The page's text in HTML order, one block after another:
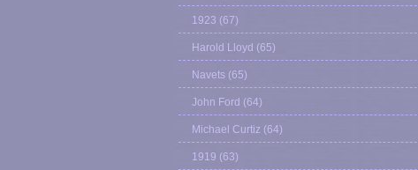
1923 (67)
Harold Lloyd (65)
Navets (65)
John Ford (64)
Michael Curtiz (64)
1919 (63)